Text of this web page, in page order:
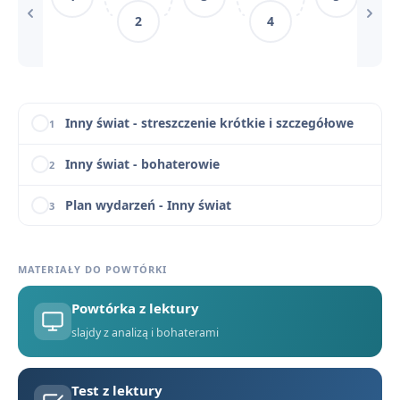
2
4
1 Inny świat - streszczenie krótkie i szczegółowe
2 Inny świat - bohaterowie
3 Plan wydarzeń - Inny świat
5 Kontekst filozoficzny i literacki Innego świata
6 Narracja i styl w Innym świecie
7 Kategorie więźniów i układy w łagrze
MATERIAŁY DO POWTÓRKI
Powtórka z lektury
slajdy z analizą i bohaterami
Test z lektury